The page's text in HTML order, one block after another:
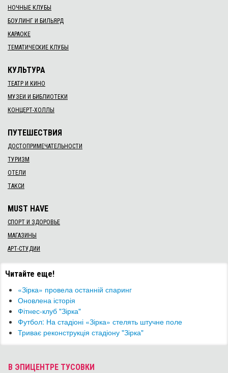
НОЧНЫЕ КЛУБЫ
БОУЛИНГ И БИЛЬЯРД
КАРАОКЕ
ТЕМАТИЧЕСКИЕ КЛУБЫ
КУЛЬТУРА
ТЕАТР И КИНО
МУЗЕИ И БИБЛИОТЕКИ
КОНЦЕРТ-ХОЛЛЫ
ПУТЕШЕСТВИЯ
ДОСТОПРИМЕЧАТЕЛЬНОСТИ
ТУРИЗМ
ОТЕЛИ
ТАКСИ
MUST HAVE
СПОРТ И ЗДОРОВЬЕ
МАГАЗИНЫ
АРТ-СТУДИИ
Читайте еще!
«Зірка» провела останній спаринг
Оновлена історія
Фітнес-клуб "Зірка"
Футбол: На стадіоні «Зірка» стелять штучне поле
Триває реконструкція стадіону "Зірка"
В ЭПИЦЕНТРЕ ТУСОВКИ